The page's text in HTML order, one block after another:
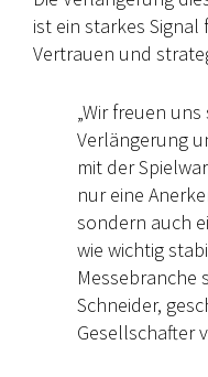
ist ein starkes
Vertrauen und
„Wir freuen
Verlängerung
mit der
nur eine
sondern auch
wie wichtig
Messebranche
Schneider,
Gesellschafter